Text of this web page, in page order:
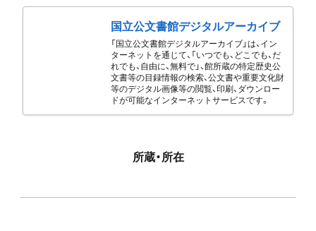
国立公文書館デジタルアーカイブ
「国立公文書館デジタルアーカイブ」は、イン
ターネットを通じて、「いつでも、どこでも、だ
れでも、自由に、無料で」、館所蔵の特定歴史公
文書等の目録情報の検索、公文書や重要文化財
等のデジタル画像等の閲覧、印刷、ダウンロー
ドが可能なインターネットサービスです。
所蔵・所在